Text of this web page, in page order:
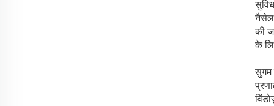
नैसेल
की
के
सुगम